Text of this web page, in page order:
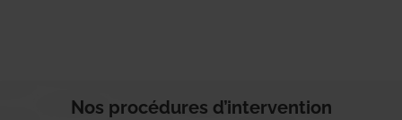
Nos procédures d’intervention